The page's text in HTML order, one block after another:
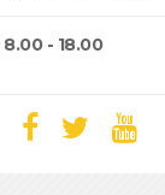
- 18.00